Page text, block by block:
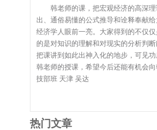
韩老师的课，把宏观经济的高深
出、通俗易懂的公式推导和诠释奉献
经济学人眼前一亮。大家得到的不仅
的是对知识的理解和对现实的分析判
把课讲到如此出神入化的地步，可见
韩老师的授课，希望今后还能有机会
技部班 天津 吴达
热门文章